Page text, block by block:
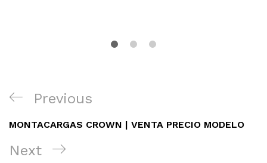
Navegación
entradas
Previous
Post
Previous
MONTACARGAS CROWN | VENTA PRECIO MODELO
Next
Next